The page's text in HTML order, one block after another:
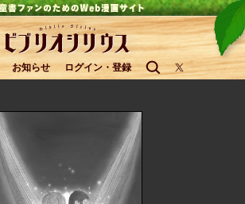
お知らせ ログイン・登録